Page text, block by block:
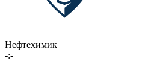
Нефтехимик
-:-